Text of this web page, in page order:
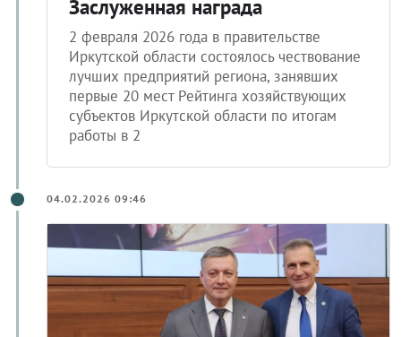
Заслуженная награда
2 февраля 2026 года в правительстве
Иркутской области состоялось чествование
лучших предприятий региона, занявших
первые 20 мест Рейтинга хозяйствующих
субъектов Иркутской области по итогам
работы в 2
04.02.2026 09:46